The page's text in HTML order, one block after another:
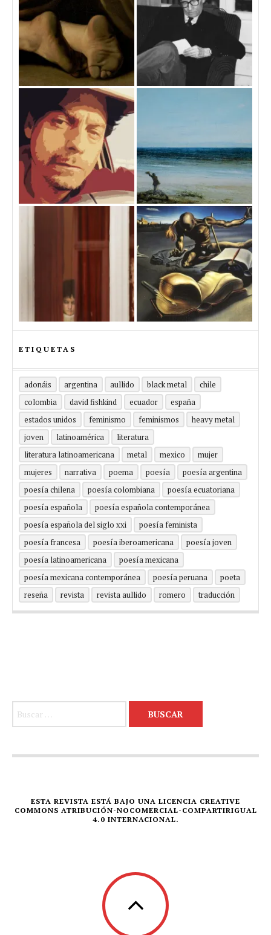
ETIQUETAS
adonáis argentina aullido black metal
chile
colombia
david fishkind ecuador
españa
estados unidos
feminismo feminismos
heavy metal
joven
latinoamérica
literatura
literatura latinoamericana
metal mexico
mujer
mujeres
narrativa poema poesía
poesía argentina
poesía chilena
poesía colombiana
poesía ecuatoriana
poesía española
poesía española contemporánea
poesía española del siglo xxi
poesía feminista
poesía francesa
poesía iberoamericana
poesía joven
poesía latinoamericana
poesía mexicana
poesía mexicana contemporánea
poesía peruana
poeta
reseña
revista revista aullido romero traducción
ESTA REVISTA ESTÁ BAJO UNA LICENCIA CREATIVE
COMMONS ATRIBUCIÓN-NOCOMERCIAL-COMPARTIRIGUAL
4.0 INTERNACIONAL.